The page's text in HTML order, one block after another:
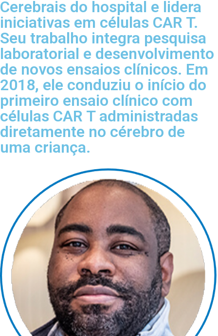
Cerebrais do hospital e lidera
iniciativas em células CAR T.
Seu trabalho integra pesquisa
laboratorial e desenvolvimento
de novos ensaios clínicos. Em
2018, ele conduziu o início do
primeiro ensaio clínico com
células CAR T administradas
diretamente no cérebro de
uma criança.